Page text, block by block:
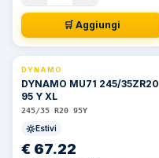
🛒 Aggiungi
DYNAMO
DYNAMO MU71 245/35ZR20
95 Y XL
245/35 R20 95Y
Estivi
€ 67.22